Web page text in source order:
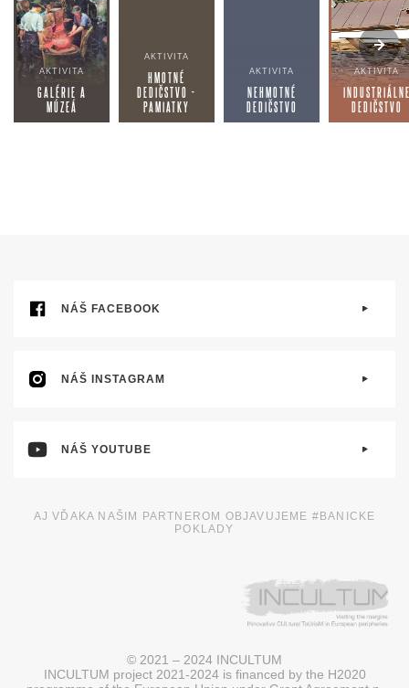
AKTIVITA
GALÉRIE A
MÚZEÁ
AKTIVITA
HMOTNÉ
DEDIČSTVO -
PAMIATKY
AKTIVITA
NEHMOTNÉ
DEDIČSTVO
AKTIVITA
DEDIČSTVO
NÁŠ FACEBOOK
NÁŠ INSTAGRAM
NÁŠ YOUTUBE
AJ VĎAKA NAŠIM PARTNEROM OBJAVUJEME #BANICKE
POKLADY
© 2021 – 2024 INCULTUM
INCULTUM project 2021-2024 is financed by the H2020